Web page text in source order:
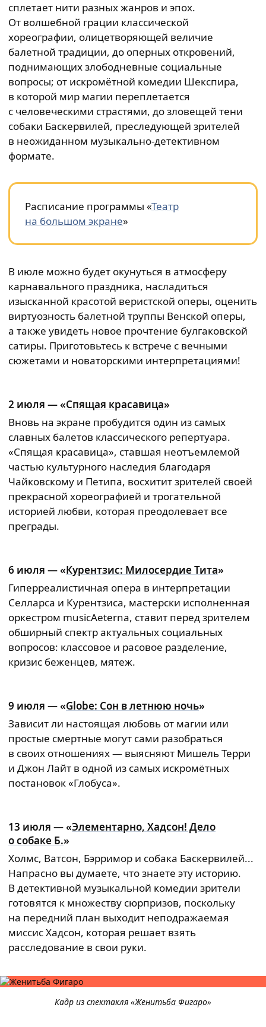
сплетает нити разных жанров и эпох.
От волшебной грации классической
хореографии, олицетворяющей величие
балетной традиции, до оперных откровений,
поднимающих злободневные социальные
вопросы; от искромётной комедии Шекспира,
в которой мир магии переплетается
с человеческими страстями, до зловещей тени
собаки Баскервилей, преследующей зрителей
в неожиданном музыкально-детективном
формате.
Расписание программы «Театр
на большом экране»
В июле можно будет окунуться в атмосферу
карнавального праздника, насладиться
изысканной красотой веристской оперы, оценить
виртуозность балетной труппы Венской оперы,
а также увидеть новое прочтение булгаковской
сатиры. Приготовьтесь к встрече с вечными
сюжетами и новаторскими интерпретациями!
2 июля — «Спящая красавица»
Вновь на экране пробудится один из самых
славных балетов классического репертуара.
«Спящая красавица», ставшая неотъемлемой
частью культурного наследия благодаря
Чайковскому и Петипа, восхитит зрителей своей
прекрасной хореографией и трогательной
историей любви, которая преодолевает все
преграды.
6 июля — «Курентзис: Милосердие Тита»
Гиперреалистичная опера в интерпретации
Селларса и Курентзиса, мастерски исполненная
оркестром musicAeterna, ставит перед зрителем
обширный спектр актуальных социальных
вопросов: классовое и расовое разделение,
кризис беженцев, мятеж.
9 июля — «Globe: Сон в летнюю ночь»
Зависит ли настоящая любовь от магии или
простые смертные могут сами разобраться
в своих отношениях — выясняют Мишель Терри
и Джон Лайт в одной из самых искромётных
постановок «Глобуса».
13 июля — «Элементарно, Хадсон! Дело
о собаке Б.»
Холмс, Ватсон, Бэрримор и собака Баскервилей...
Напрасно вы думаете, что знаете эту историю.
В детективной музыкальной комедии зрители
готовятся к множеству сюрпризов, поскольку
на передний план выходит неподражаемая
миссис Хадсон, которая решает взять
расследование в свои руки.
Кадр из спектакля «Женитьба Фигаро»